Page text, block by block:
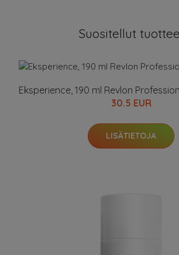
Suositellut
Eksperience, 190 ml Revlon
30.5 EUR
LISÄTIETOJA